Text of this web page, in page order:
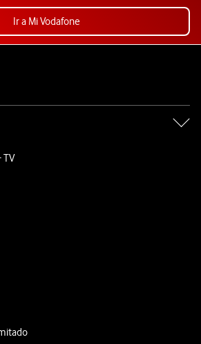
Ir a Mi Vodafone
sociales de Vodafone
TV